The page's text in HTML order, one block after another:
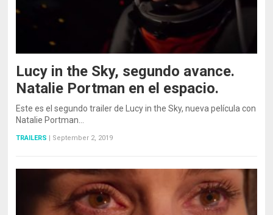
Lucy in the Sky, segundo avance.
Natalie Portman en el espacio.
Este es el segundo trailer de Lucy in the Sky, nueva película con
Natalie Portman…
TRAILERS September 2, 2019